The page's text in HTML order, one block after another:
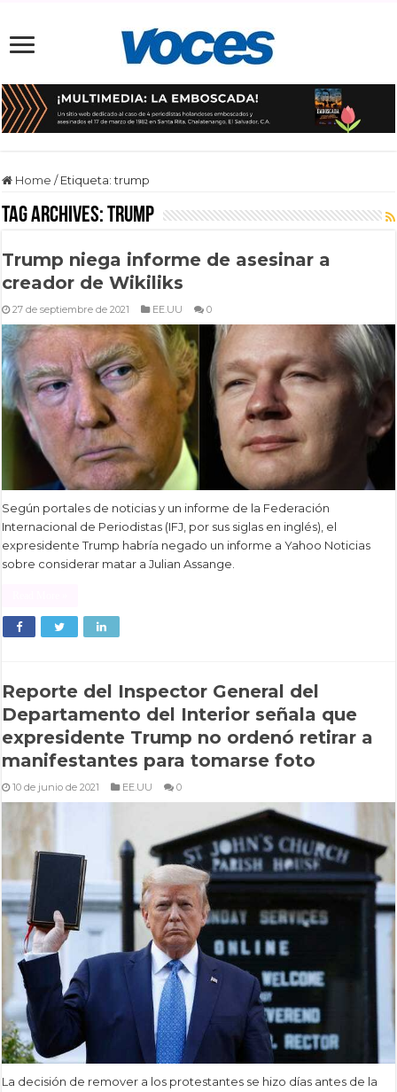
Home / Etiqueta:trump
Tag Archives:trump
Trump niega informe de asesinar a
creador de Wikiliks
27 de septiembre de 2021 EE.UU 0
Según portales de noticias y un informe de la Federación
Internacional de Periodistas (IFJ, por sus siglas en inglés), el
expresidente Trump habría negado un informe a Yahoo Noticias
sobre considerar matar a Julian Assange.
Reporte del Inspector General del
Departamento del Interior señala que
expresidente Trump no ordenó retirar a
manifestantes para tomarse foto
10 de junio de 2021 EE.UU 0
La decisión de remover a los protestantes se hizo días antes de la